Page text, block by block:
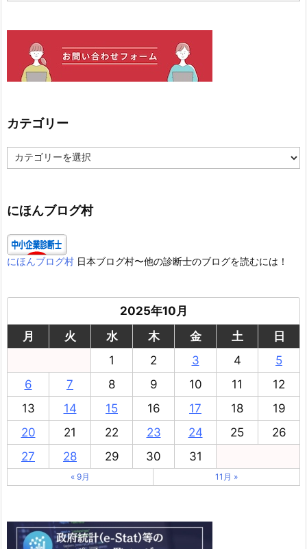
カテゴリー
テ
ー
にほんブログ村
にほんブログ村 日本ブログ村〜他の診断士のブログを読むには！
2025年10月
月
火 水 木 金 土
日
1
2 3 4
5
6
7 8 9 10 11
12
13
14 15 16 17 18
19
20
21 22 23 24 25
26
27
28 29 30 31
« 9月 11月 »